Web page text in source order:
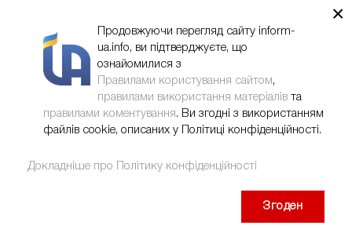
×
Продовжуючи перегляд сайту inform-
ua.info, ви підтверджуєте, що
ознайомилися з
Правилами користування сайтом,
правилами використання матеріалів та
правилами коментування. Ви згодні з використанням
файлів cookie, описаних у Політиці конфіденційності.
Докладніше про Політику конфіденційності
Згоден